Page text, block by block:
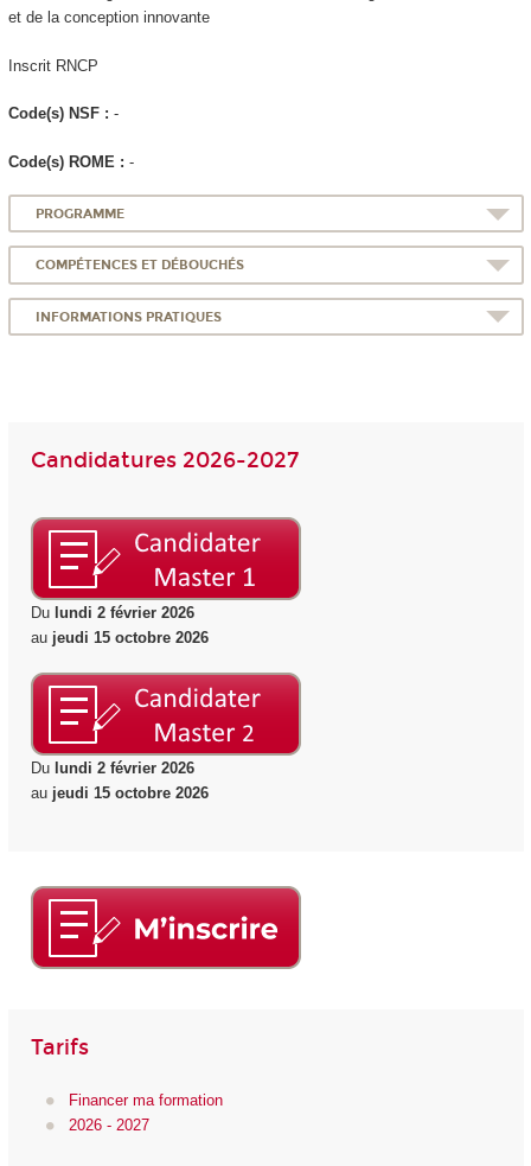
et de la conception innovante
Inscrit RNCP
Code(s) NSF : -
Code(s) ROME : -
PROGRAMME
COMPÉTENCES ET DÉBOUCHÉS
INFORMATIONS PRATIQUES
Candidatures 2026-2027
Du lundi 2 février 2026
au jeudi 15 octobre 2026
Du lundi 2 février 2026
au jeudi 15 octobre 2026
Tarifs
Financer ma formation
2026 - 2027